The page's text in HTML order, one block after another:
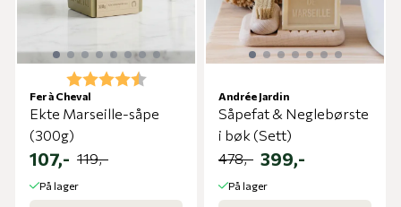
Karakter: 4.5 av 5 mulige
Fer à Cheval
Ekte Marseille-såpe
(300g)
107,- 119,-
På lager
Andrée Jardin
Såpefat & Neglebørste
i bøk (Sett)
478,- 399,-
På lager